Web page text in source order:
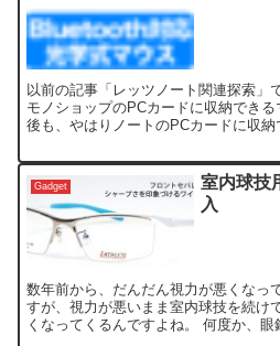
以前の記事「レッツノート関連探索」
モノショップのPCカードに収納でき
後も、やはりノートのPCカードに収
Gadget
室内球技
入
数年前から、だんだん視力が悪くなっ
すが、視力が悪いまま室内球技を続け
くなってくるんですよね。 何度か、